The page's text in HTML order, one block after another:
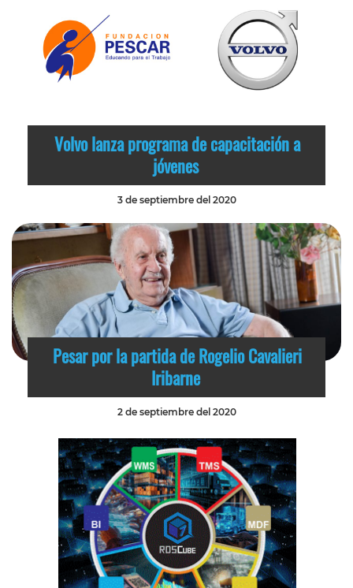
Volvo lanza programa de capacitación a
jóvenes
3 de septiembre del 2020
Pesar por la partida de Rogelio Cavalieri
Iribarne
2 de septiembre del 2020